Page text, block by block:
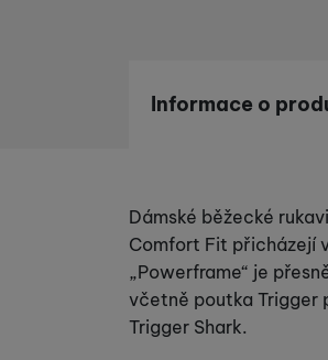
Informace o
Dámské běžecké
Comfort Fit přicházejí
„Powerframe“ je
včetně poutka Trigger
Trigger Shark.